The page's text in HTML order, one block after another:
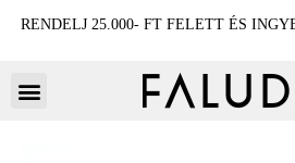
RENDELJ 25.000- FT FELETT ÉS